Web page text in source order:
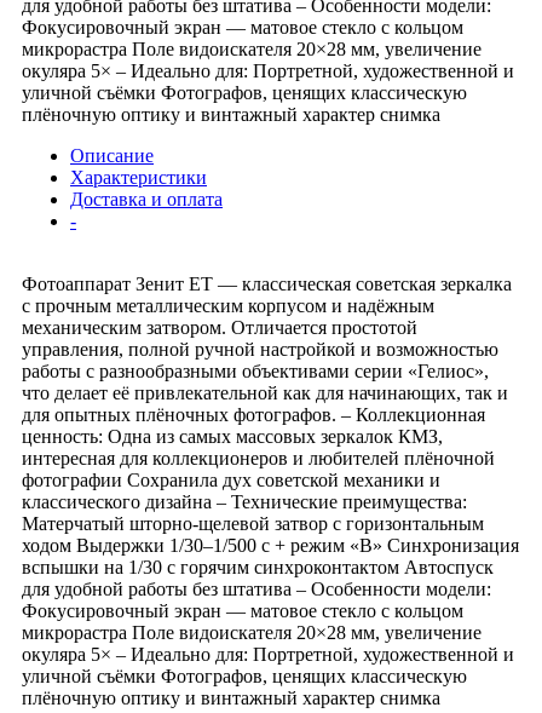
для удобной работы без штатива – Особенности модели:
Фокусировочный экран — матовое стекло с кольцом
микрорастра Поле видоискателя 20×28 мм, увеличение
окуляра 5× – Идеально для: Портретной, художественной и
уличной съёмки Фотографов, ценящих классическую
плёночную оптику и винтажный характер снимка
Описание
Характеристики
Доставка и оплата
-
Фотоаппарат Зенит ЕТ — классическая советская зеркалка
с прочным металлическим корпусом и надёжным
механическим затвором. Отличается простотой
управления, полной ручной настройкой и возможностью
работы с разнообразными объективами серии «Гелиос»,
что делает её привлекательной как для начинающих, так и
для опытных плёночных фотографов. – Коллекционная
ценность: Одна из самых массовых зеркалок КМЗ,
интересная для коллекционеров и любителей плёночной
фотографии Сохранила дух советской механики и
классического дизайна – Технические преимущества:
Матерчатый шторно-щелевой затвор с горизонтальным
ходом Выдержки 1/30–1/500 с + режим «B» Синхронизация
вспышки на 1/30 с горячим синхроконтактом Автоспуск
для удобной работы без штатива – Особенности модели:
Фокусировочный экран — матовое стекло с кольцом
микрорастра Поле видоискателя 20×28 мм, увеличение
окуляра 5× – Идеально для: Портретной, художественной и
уличной съёмки Фотографов, ценящих классическую
плёночную оптику и винтажный характер снимка